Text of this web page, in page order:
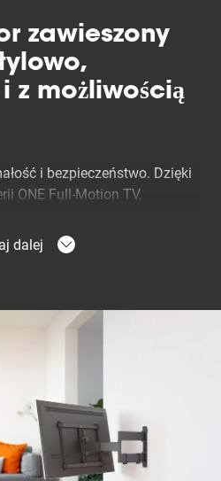
zawieszony
z możliwością
i bezpieczeństwo. Dzięki
ONE Full-Motion TV,
zostanie nie tylko pięknie
także zapewniać będzie
myślą o
dalej